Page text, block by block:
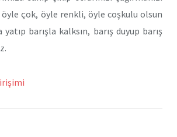
çok, öyle renkli, öyle coşkulu olsun
barışla kalksın, barış duyup barış